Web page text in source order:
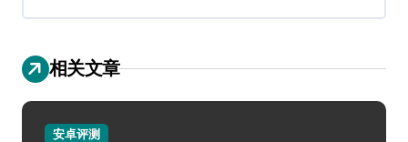
相关文章
安卓评测